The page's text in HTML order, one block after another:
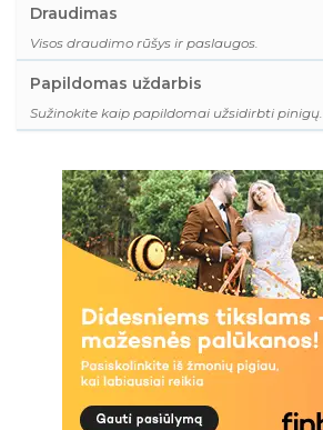
Draudimas
Visos draudimo rūšys ir paslaugos.
Papildomas uždarbis
Sužinokite kaip papildomai užsidirbti pinigų.